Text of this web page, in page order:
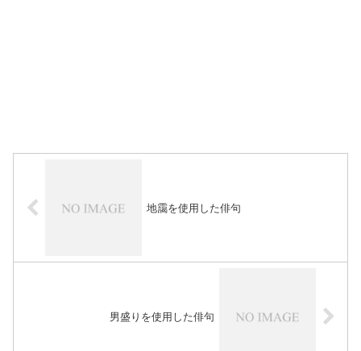
地靄を使用した俳句
男盛りを使用した俳句